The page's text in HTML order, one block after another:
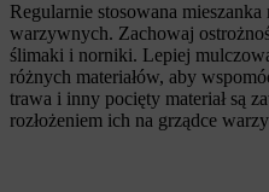
Regularnie stosowana
warzywnych. Zachowaj
ślimaki i norniki. Lepiej
różnych materiałów, aby
trawa i inny pocięty materiał są
rozłożeniem ich na grządce